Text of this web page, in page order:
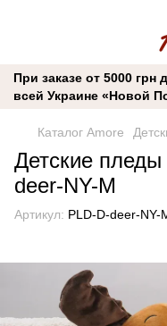
При заказе от 5000 грн
всей Украине «Новой
Каталог Amore
Детские
deer-NY-M
Артикул: PLD-D-deer-NY-